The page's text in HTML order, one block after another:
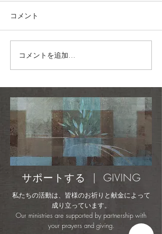
パーフェクト・プレイス
＋ミスティック・メロデ
ク・ビデオ）
コメント
コメントを追加…
サポートする | GIVING
私たちの活動は、皆様のお祈りと献金によって
成り立っています。
Our ministries are supported by partnership with
your prayers and giving.